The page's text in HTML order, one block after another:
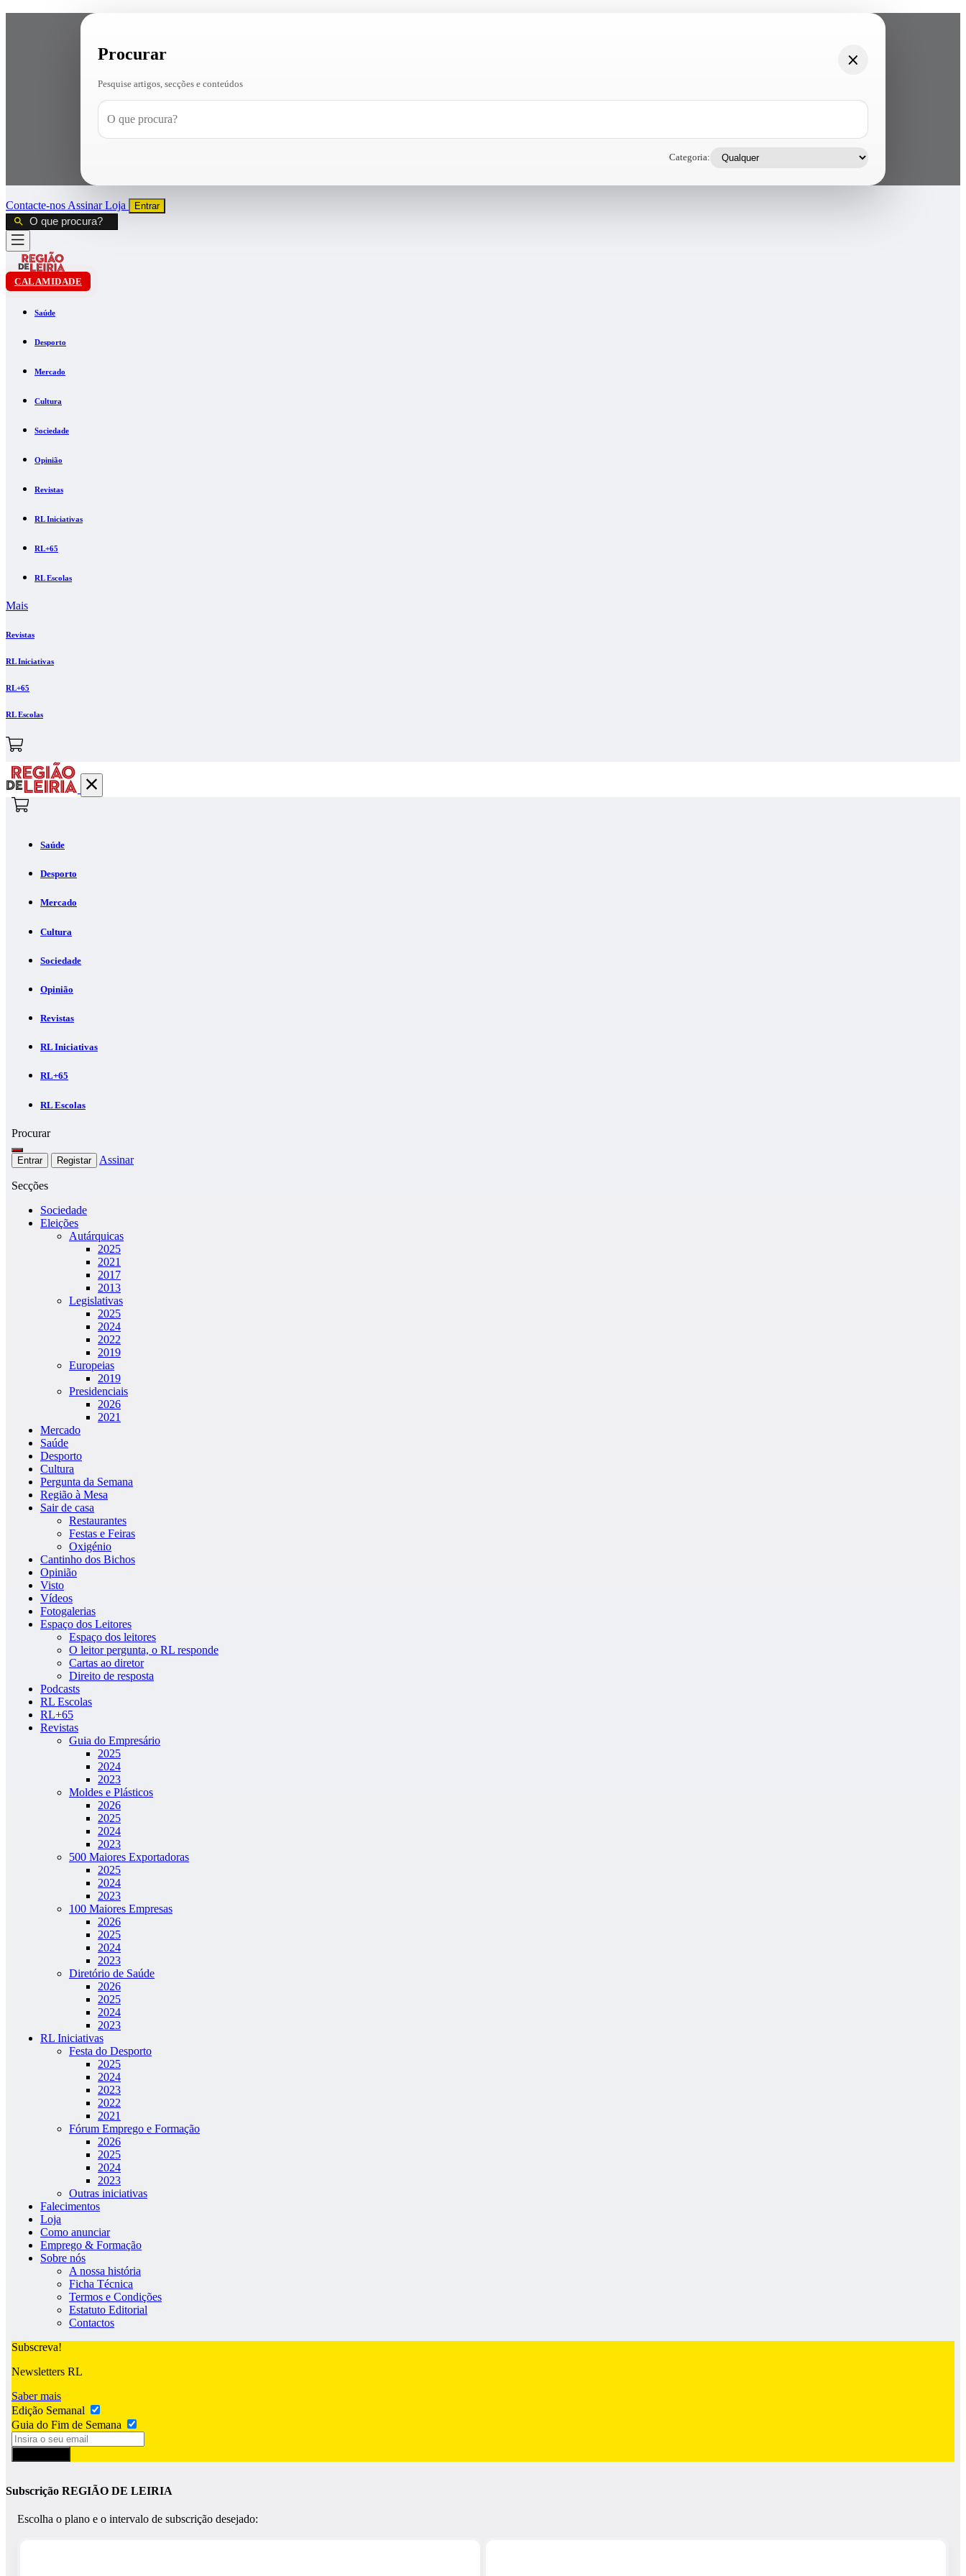
Procurar
Pesquise artigos, secções e conteúdos
Categoria:
Contacte-nos AssinarLoja Entrar
CALAMIDADE
Saúde
Desporto
Mercado
Cultura
Sociedade
Opinião
Revistas
RL Iniciativas
RL+65
RL Escolas
Mais
Revistas
RL Iniciativas
RL+65
RL Escolas
Saúde
Desporto
Mercado
Cultura
Sociedade
Opinião
Revistas
RL Iniciativas
RL+65
RL Escolas
Procurar
Entrar Registar Assinar
Secções
Sociedade
Eleições
Autárquicas
2025
2021
2017
2013
Legislativas
2025
2024
2022
2019
Europeias
2019
Presidenciais
2026
2021
Mercado
Saúde
Desporto
Cultura
Pergunta da Semana
Região à Mesa
Sair de casa
Restaurantes
Festas e Feiras
Oxigénio
Cantinho dos Bichos
Opinião
Visto
Vídeos
Fotogalerias
Espaço dos Leitores
Espaço dos leitores
O leitor pergunta, o RL responde
Cartas ao diretor
Direito de resposta
Podcasts
RL Escolas
RL+65
Revistas
Guia do Empresário
2025
2024
2023
Moldes e Plásticos
2026
2025
2024
2023
500 Maiores Exportadoras
2025
2024
2023
100 Maiores Empresas
2026
2025
2024
2023
Diretório de Saúde
2026
2025
2024
2023
RL Iniciativas
Festa do Desporto
2025
2024
2023
2022
2021
Fórum Emprego e Formação
2026
2025
2024
2023
Outras iniciativas
Falecimentos
Loja
Como anunciar
Emprego & Formação
Sobre nós
A nossa história
Ficha Técnica
Termos e Condições
Estatuto Editorial
Contactos
Subscreva!
Newsletters RL
Saber mais
Edição Semanal
Guia do Fim de Semana
Subscrição REGIÃO DE LEIRIA
Escolha o plano e o intervalo de subscrição desejado: